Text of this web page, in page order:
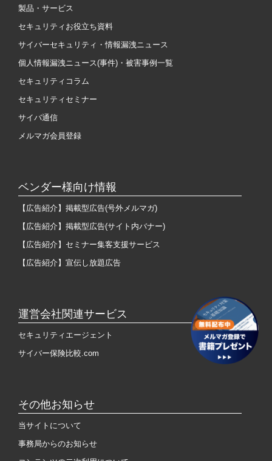
製品・サービス
セキュリティお役立ち資料
サイバーセキュリティ・情報漏洩ニュース
個人情報漏洩ニュース(事件)・被害事例一覧
セキュリティコラム
セキュリティセミナー
サイバ通信
メルマガ会員登録
ベンダー様向け情報
【広告紹介】掲載型広告(号外メルマガ)
【広告紹介】掲載型広告(サイト内バナー)
【広告紹介】セミナー集客支援サービス
【広告紹介】宣伝し放題広告
運営会社関連サービス
セキュリティエージェント
サイバー保険比較.com
その他お知らせ
当サイトについて
事務局からのお知らせ